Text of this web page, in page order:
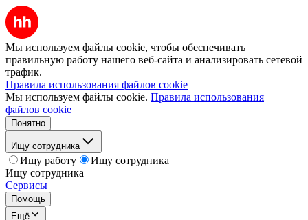
Мы используем файлы cookie, чтобы обеспечивать
правильную работу нашего веб-сайта и анализировать сетевой
трафик.
Правила использования файлов cookie
Мы используем файлы cookie. Правила использования
файлов cookie
Понятно
Ищу сотрудника
Ищу работу
Ищу сотрудника
Ищу сотрудника
Сервисы
Помощь
Ещё